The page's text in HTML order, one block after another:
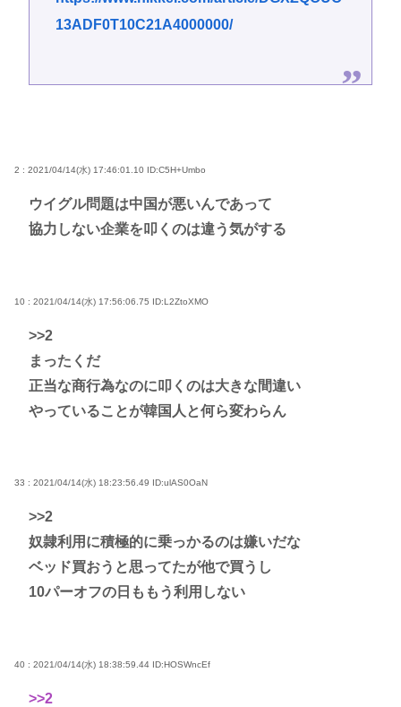
13ADF0T10C21A4000000/
2 : 2021/04/14(水) 17:46:01.10 ID:C5H+Umbo
ウイグル問題は中国が悪いんであって
協力しない企業を叩くのは違う気がする
10 : 2021/04/14(水) 17:56:06.75 ID:L2ZtoXMO
>>2
まったくだ
正当な商行為なのに叩くのは大きな間違い
やっていることが韓国人と何ら変わらん
33 : 2021/04/14(水) 18:23:56.49 ID:ulAS0OaN
>>2
奴隷利用に積極的に乗っかるのは嫌いだな
ベッド買おうと思ってたが他で買うし
10パーオフの日ももう利用しない
40 : 2021/04/14(水) 18:38:59.44 ID:HOSWncEf
>>2